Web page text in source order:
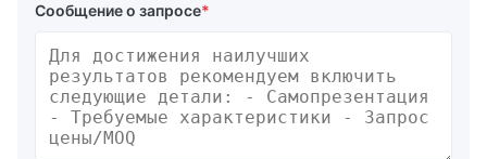
Сообщение о запросе*